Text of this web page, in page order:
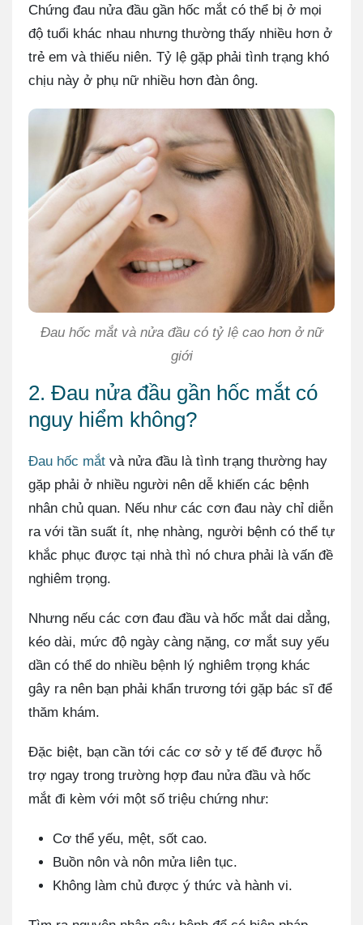
Chứng đau nửa đầu gần hốc mắt có thể bị ở mọi
độ tuổi khác nhau nhưng thường thấy nhiều hơn ở
trẻ em và thiếu niên. Tỷ lệ gặp phải tình trạng khó
chịu này ở phụ nữ nhiều hơn đàn ông.
Đau hốc mắt và nửa đầu có tỷ lệ cao hơn ở nữ
giới
2. Đau nửa đầu gần hốc mắt có
nguy hiểm không?
Đau hốc mắt và nửa đầu là tình trạng thường hay
gặp phải ở nhiều người nên dễ khiến các bệnh
nhân chủ quan. Nếu như các cơn đau này chỉ diễn
ra với tần suất ít, nhẹ nhàng, người bệnh có thể tự
khắc phục được tại nhà thì nó chưa phải là vấn đề
nghiêm trọng.
Nhưng nếu các cơn đau đầu và hốc mắt dai dẳng,
kéo dài, mức độ ngày càng nặng, cơ mắt suy yếu
dần có thể do nhiều bệnh lý nghiêm trọng khác
gây ra nên bạn phải khẩn trương tới gặp bác sĩ để
thăm khám.
Đặc biệt, bạn cần tới các cơ sở y tế để được hỗ
trợ ngay trong trường hợp đau nửa đầu và hốc
mắt đi kèm với một số triệu chứng như:
Cơ thể yếu, mệt, sốt cao.
Buồn nôn và nôn mửa liên tục.
Không làm chủ được ý thức và hành vi.